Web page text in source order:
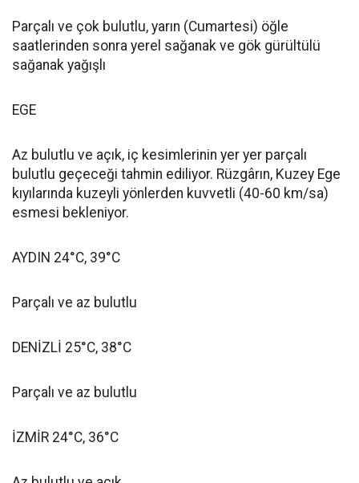
Parçalı ve çok bulutlu, yarın (Cumartesi) öğle
saatlerinden sonra yerel sağanak ve gök gürültülü
sağanak yağışlı
EGE
Az bulutlu ve açık, iç kesimlerinin yer yer parçalı
bulutlu geçeceği tahmin ediliyor. Rüzgârın, Kuzey Ege
kıyılarında kuzeyli yönlerden kuvvetli (40-60 km/sa)
esmesi bekleniyor.
AYDIN 24°C, 39°C
Parçalı ve az bulutlu
DENİZLİ 25°C, 38°C
Parçalı ve az bulutlu
İZMİR 24°C, 36°C